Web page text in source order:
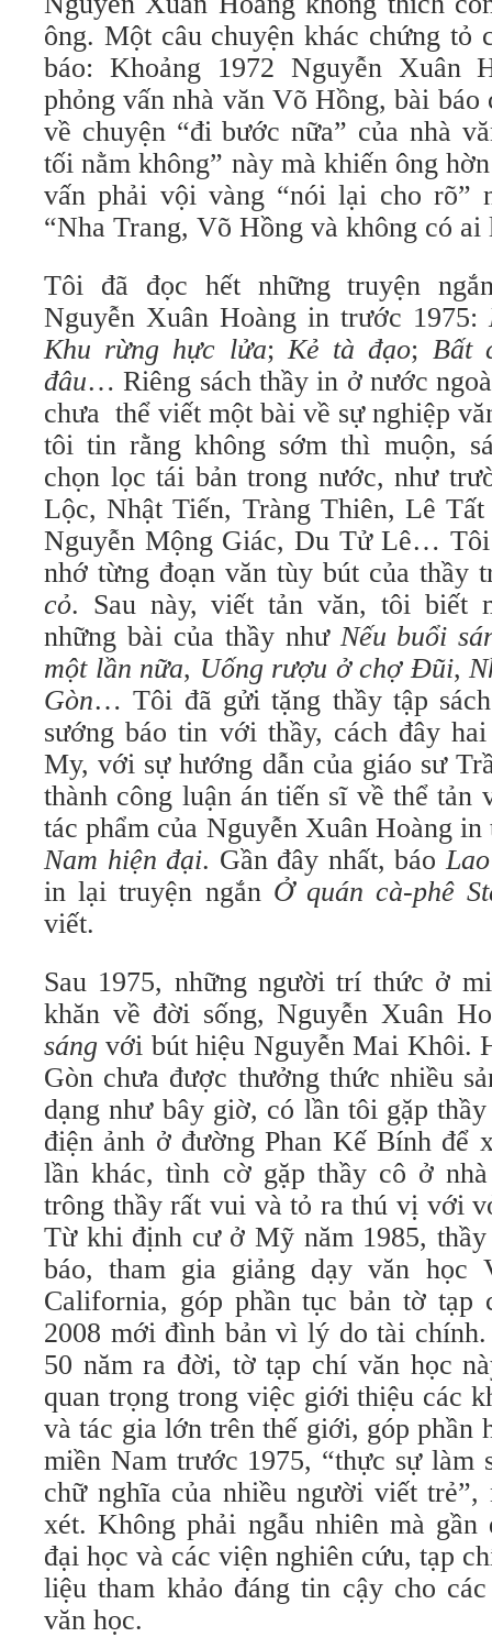
ông. Một câu chuyện khác chứng tỏ
báo: Khoảng 1972 Nguyễn Xuân
phỏng vấn nhà văn Võ Hồng, bài
về chuyện “đi bước nữa” của nhà
tối nằm không” này mà khiến ông
vấn phải vội vàng “nói lại cho rõ”
“Nha Trang, Võ Hồng và không có ai
Tôi đã đọc hết những truyện
Nguyễn Xuân Hoàng in trước 1975:
Khu rừng hực lửa; Kẻ tà đạo; Bất
đâu… Riêng sách thầy in ở nước
chưa thể viết một bài về sự nghiệp
tôi tin rằng không sớm thì muộn,
chọn lọc tái bản trong nước, như
Lộc, Nhật Tiến, Tràng Thiên, Lê
Nguyễn Mộng Giác, Du Tử Lê…
nhớ từng đoạn văn tùy bút của thầy
cỏ. Sau này, viết tản văn, tôi biết
những bài của thầy như Nếu buổi
một lần nữa, Uống rượu ở chợ Đũi,
Gòn… Tôi đã gửi tặng thầy tập
sướng báo tin với thầy, cách đây
My, với sự hướng dẫn của giáo sư
thành công luận án tiến sĩ về thể tản
tác phẩm của Nguyễn Xuân Hoàng
Nam hiện đại. Gần đây nhất, báo
in lại truyện ngắn Ở quán cà-phê
viết.
Sau 1975, những người trí thức ở
khăn về đời sống, Nguyễn Xuân
sáng với bút hiệu Nguyễn Mai Khôi.
Gòn chưa được thưởng thức nhiều
dạng như bây giờ, có lần tôi gặp
điện ảnh ở đường Phan Kế Bính để
lần khác, tình cờ gặp thầy cô ở
trông thầy rất vui và tỏ ra thú vị với
Từ khi định cư ở Mỹ năm 1985,
báo, tham gia giảng dạy văn
California, góp phần tục bản tờ
2008 mới đình bản vì lý do tài
50 năm ra đời, tờ tạp chí văn học
quan trọng trong việc giới thiệu các
và tác gia lớn trên thế giới, góp phần
miền Nam trước 1975, “thực sự làm
chữ nghĩa của nhiều người viết trẻ”,
xét. Không phải ngẫu nhiên mà gần
đại học và các viện nghiên cứu, tạp
liệu tham khảo đáng tin cậy cho
văn học.